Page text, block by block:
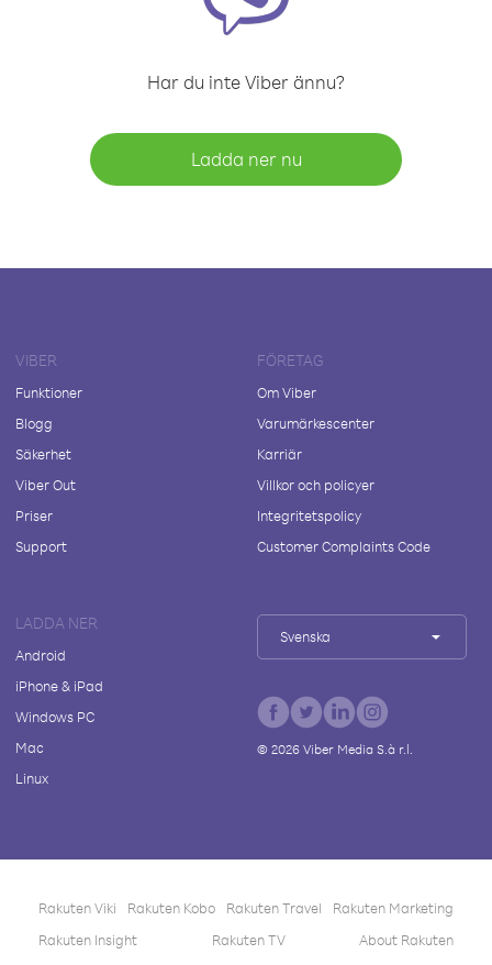
Har du inte Viber ännu?
Ladda ner nu
VIBER
Funktioner
Blogg
Säkerhet
Viber Out
Priser
Support
FÖRETAG
Om Viber
Varumärkescenter
Karriär
Villkor och policyer
Integritetspolicy
Customer Complaints Code
LADDA NER
Android
iPhone & iPad
Windows PC
Mac
Linux
Svenska
© 2026Viber Media S.à r.l.
Rakuten Viki Rakuten Kobo Rakuten Travel
Rakuten Marketing
Rakuten Insight
Rakuten TV About Rakuten